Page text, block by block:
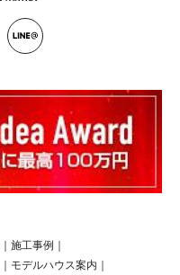
施工事例
モデルハウス案内